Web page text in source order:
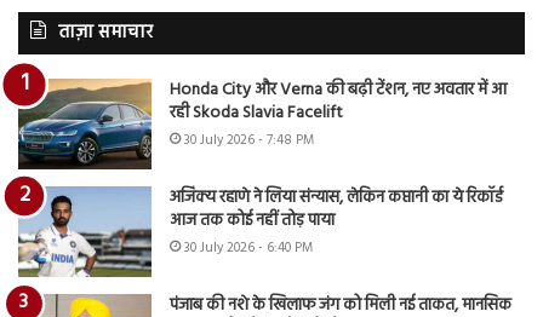
ताज़ा समाचार
Honda City और Verna की बढ़ी टेंशन, नए अवतार में आ
रही Skoda Slavia Facelift
30 July 2026 - 7:48 PM
अजिंक्य रहाणे ने लिया संन्यास, लेकिन कप्तानी का ये रिकॉर्ड
आज तक कोई नहीं तोड़ पाया
30 July 2026 - 6:40 PM
पंजाब की नशे के खिलाफ जंग को मिली नई ताकत, मानसिक